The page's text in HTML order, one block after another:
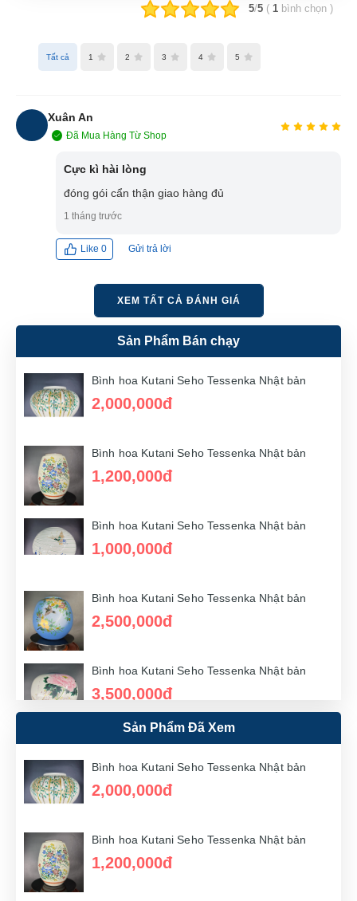
5/5 ( 1 bình chọn)
Tất cả 1 2 3 4 5
Xuân An
Đã Mua Hàng Từ Shop
Cực kì hài lòng
đóng gói cẩn thận giao hàng đủ
1 tháng trước
Like 0 Gửi trả lời
XEM TẤT CẢ ĐÁNH GIÁ
Sản Phẩm Bán chạy
Bình hoa Kutani Seho Tessenka Nhật bản
2,000,000đ
Bình hoa Kutani Seho Tessenka Nhật bản
1,200,000đ
Bình hoa Kutani Seho Tessenka Nhật bản
1,000,000đ
Bình hoa Kutani Seho Tessenka Nhật bản
2,500,000đ
Bình hoa Kutani Seho Tessenka Nhật bản
3,500,000đ
Bình hoa Kutani Seho Tessenka Nhật bản
1,500,000đ
3,000,000đ
Sản Phẩm Đã Xem
Bình hoa Kutani Seho Tessenka Nhật bản
2,000,000đ
Bình hoa Kutani Seho Tessenka Nhật bản
1,200,000đ